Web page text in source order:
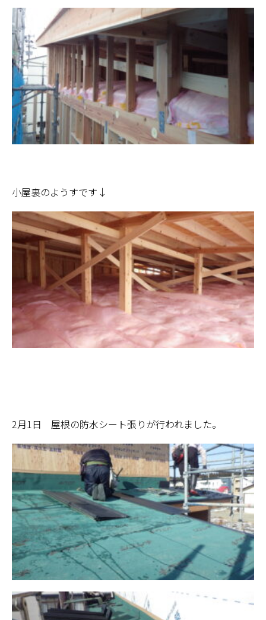
小屋裏のようすです↓
2月1日 屋根の防水シート張りが行われました。